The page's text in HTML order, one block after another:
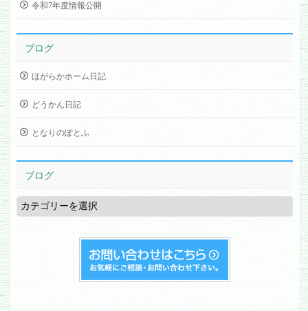
令和7年度情報公開
ブログ
ほがらかホーム日記
どうかん日記
となりのぽとふ
ブログ
ブ
ロ
グ